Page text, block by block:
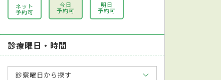
ネット
予約可
今日
予約可
明日
予約可
診療曜日・時間
診察曜日から探す